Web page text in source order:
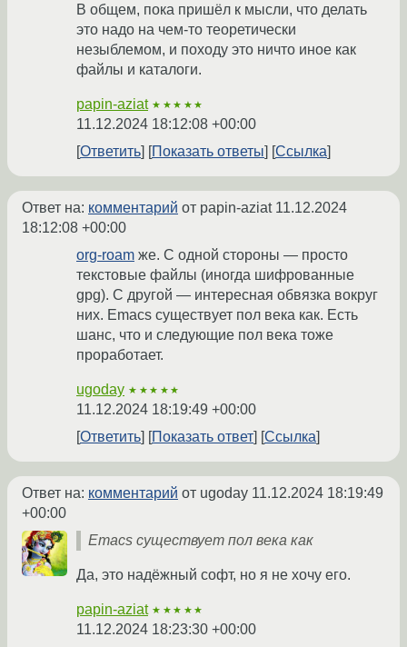
В общем, пока пришёл к мысли, что делать
это надо на чем-то теоретически
незыблемом, и походу это ничто иное как
файлы и каталоги.
papin-aziat ★★★★★
11.12.2024 18:12:08 +00:00
Ответить
Показать ответы Ссылка
Ответ на: комментарий от papin-aziat 11.12.2024
18:12:08 +00:00
org-roam же. С одной стороны — просто
текстовые файлы (иногда шифрованные
gpg). С другой — интересная обвязка вокруг
них. Emacs существует пол века как. Есть
шанс, что и следующие пол века тоже
проработает.
ugoday ★★★★★
11.12.2024 18:19:49 +00:00
Ответить
Показать ответ Ссылка
Ответ на: комментарий от ugoday 11.12.2024 18:19:49
+00:00
Emacs существует пол века как
Да, это надёжный софт, но я не хочу его.
papin-aziat ★★★★★
11.12.2024 18:23:30 +00:00